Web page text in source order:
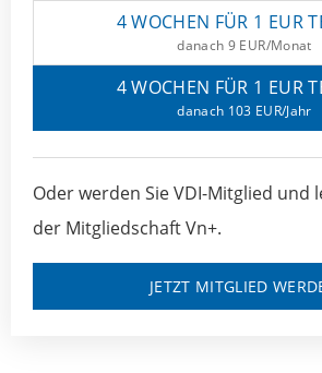
4 WOCHEN FÜR 1 EUR
danach 9 EUR/Monat
4 WOCHEN FÜR 1 EUR
danach 103 EUR/Jahr
Oder werden Sie VDI-Mitglied und
der Mitgliedschaft Vn+.
JETZT MITGLIED